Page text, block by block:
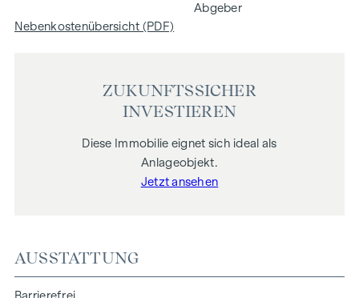
Abgeber
Nebenkostenübersicht (PDF)
ZUKUNFTSSICHER
INVESTIEREN
Diese Immobilie eignet sich ideal als
Anlageobjekt.
Jetzt ansehen
AUSSTATTUNG